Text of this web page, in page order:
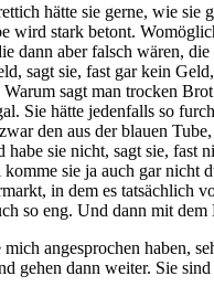
hätte sie gerne, wie sie
wird stark betont.
dann aber falsch wären,
sagt sie, fast gar kein
sagt man trocken
Sie hätte jedenfalls so
den aus der blauen Tube,
sie nicht, sagt sie, fast
sie ja auch gar nicht
in dem es tatsächlich
so eng. Und dann mit dem
angesprochen haben,
gehen dann weiter. Sie